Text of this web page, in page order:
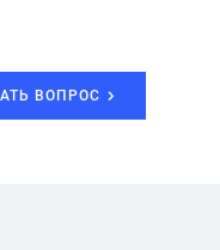
ВОПРОС